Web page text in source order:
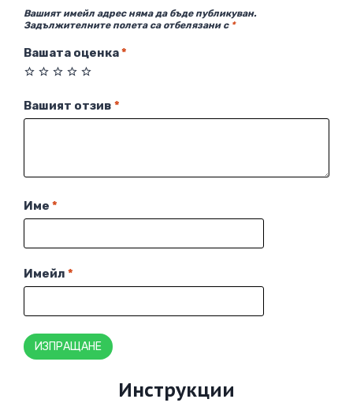
Вашият имейл адрес няма да бъде публикуван.
Задължителните полета са отбелязани с *
Вашата оценка*
Вашият отзив *
Име *
Имейл *
Инструкции